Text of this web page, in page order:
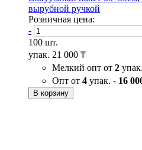
вырубной ручкой
Розничная цена:
-
100 шт.
упак. 21 000 ₸
Мелкий опт от 2
Опт от 4 упак. - 16
В корзину